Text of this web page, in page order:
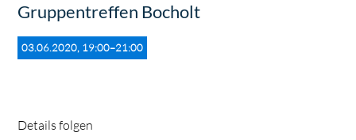
Gruppentreffen Bocholt
03.06.2020, 19:00–21:00
Details folgen